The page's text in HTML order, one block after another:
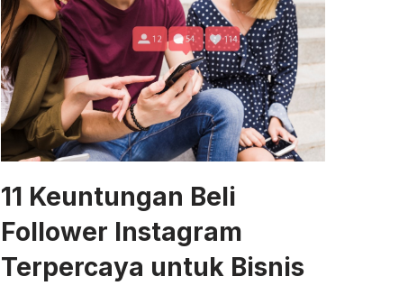
11 Keuntungan Beli
Follower Instagram
Terpercaya untuk Bisnis